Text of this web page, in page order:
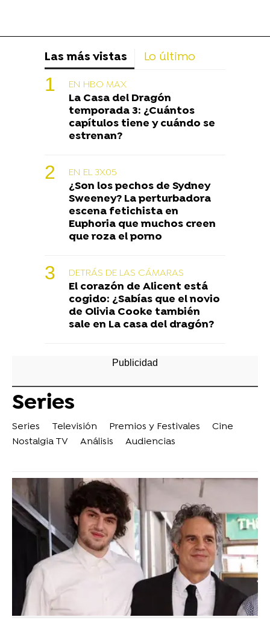
Las más vistas Lo último
EN HBO MAX
La Casa del Dragón
temporada 3: ¿Cuántos
capítulos tiene y cuándo se
estrenan?
EN EL 3X05
¿Son los pechos de Sydney
Sweeney? La perturbadora
escena fetichista en
Euphoria que muchos creen
que roza el porno
DETRÁS DE LAS CÁMARAS
El corazón de Alicent está
cogido: ¿Sabías que el novio
de Olivia Cooke también
sale en La casa del dragón?
Series
Series Televisión Premios y Festivales
Cine
Nostalgia TV
Análisis Audiencias